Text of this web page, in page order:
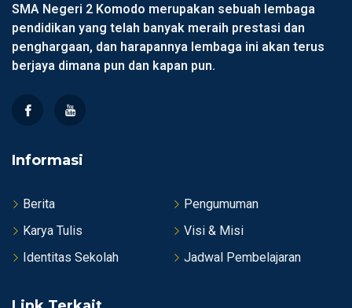
SMA Negeri 2 Komodo merupakan sebuah lembaga
pendidikan yang telah banyak meraih prestasi dan
penghargaan, dan harapannya lembaga ini akan terus
berjaya dimana pun dan kapan pun.
Informasi
Berita
Pengumuman
Karya Tulis
Visi & Misi
Identitas Sekolah
Jadwal Pembelajaran